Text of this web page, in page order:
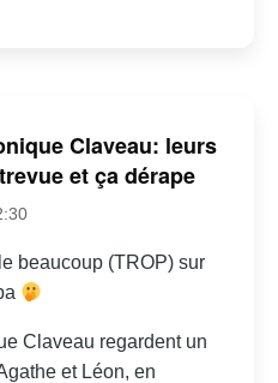
Claveau: leurs
et ça dérape
beaucoup (TROP) sur
Claveau regardent un
et Léon, en